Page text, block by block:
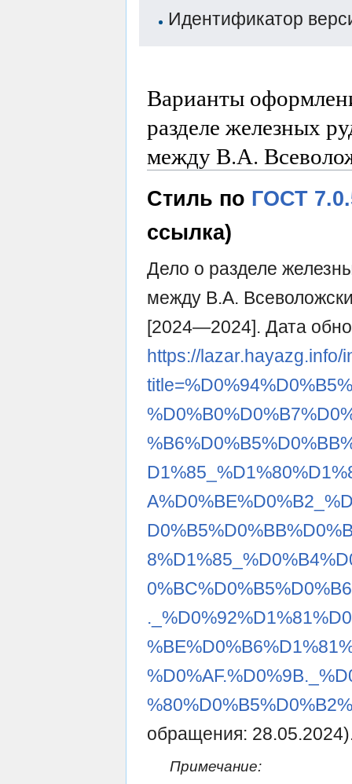
Идентификатор
Варианты
разделе железных
между В.А.
Стиль по ГОСТ
ссылка)
Дело о разделе
между В.А.
[2024—2024]. Дата
https://lazar.hayazg.info/
обращения:
Примечание: